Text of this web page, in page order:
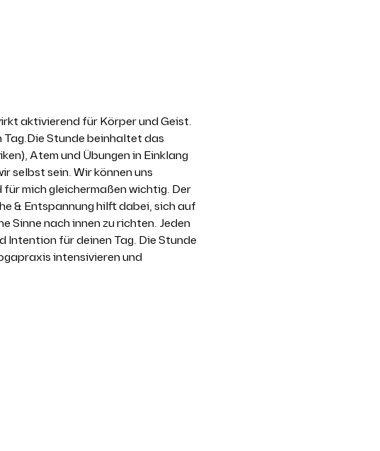
aktivierend für Körper und Geist.
Stunde beinhaltet das
Atem und Übungen in Einklang
selbst sein. Wir können uns
für mich gleichermaßen wichtig. Der
& Entspannung hilft dabei, sich auf
Sinne nach innen zu richten. Jeden
Intention für deinen Tag. Die Stunde
intensivieren und